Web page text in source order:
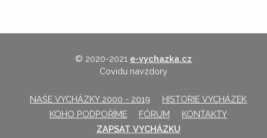
© 2020-2021 e-vychazka.cz
Covidu navzdory
NAŠE VYCHÁZKY 2000 - 2019
HISTORIE VYCHÁZEK
KOHO PODPOŘÍME
FÓRUM
KONTAKTY
ZAPSAT VYCHÁZKU